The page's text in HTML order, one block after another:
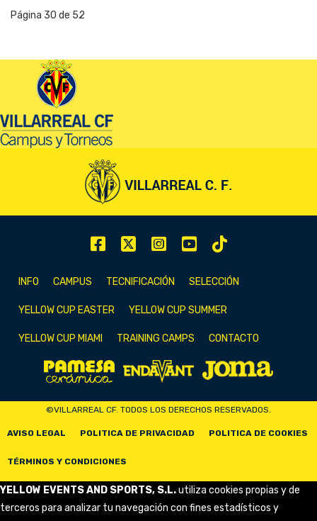
Página 30 de 52
INFO CAMPUS TECNIFICACIÓN SELECCIÓN
YELLOW CUP EASTER YELLOW CUP SUMMER
YELLOW CUP MIAMI TRAINING CAMPS CONTACTO
©VILLARREAL CF. TODOS LOS DERECHOS RESERVADOS.
AVISO LEGAL POLITICA DE PRIVACIDAD POLITICA DE COOKIES
TÉRMINOS Y CONDICIONES
YELLOW EVENTS AND SPORTS, S.L.utiliza cookies propias y de
terceros para analizar tu navegación con fines estadísticos y